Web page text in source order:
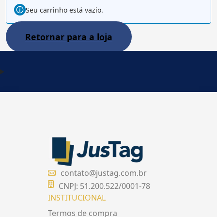
Seu carrinho está vazio.
Retornar para a loja
contato@justag.com.br
CNPJ: 51.200.522/0001-78
INSTITUCIONAL
Termos de compra